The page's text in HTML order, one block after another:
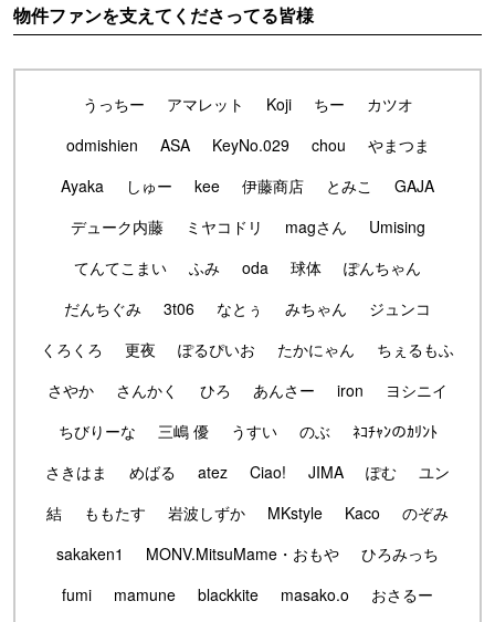
物件ファンを支えてくださってる皆様
うっちー アマレット Koji ちー
カツオ
odmishien
ASA KeyNo.029 chou
やまつま
Ayaka
しゅー kee 伊藤商店 とみこ
GAJA
デューク内藤
ミヤコドリ magさん
Umising
てんてこまい
ふみ oda 球体
ぽんちゃん
だんちぐみ
3t06 なとぅ みちゃん
ジュンコ
くろくろ
更夜 ぽるぴいお たかにゃん
ちぇるもふ
さやか
さんかく ひろ あんさー iron
ヨシニイ
ちびりーな
三嶋 優 うすい のぶ
ﾈｺﾁｬﾝのｶﾘﾝﾄ
さきはま
めばる atez Ciao! JIMA ぽむ
ユン
結
ももたす 岩波しずか MKstyle Kaco
のぞみ
sakaken1
MONV.MitsuMame・おもや
ひろみっち
fumi
mamune blackkite masako.o
おさるー